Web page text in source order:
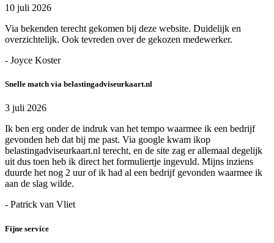
10 juli 2026
Via bekenden terecht gekomen bij deze website. Duidelijk en
overzichtelijk. Ook tevreden over de gekozen medewerker.
- Joyce Koster
Snelle match via belastingadviseurkaart.nl
3 juli 2026
Ik ben erg onder de indruk van het tempo waarmee ik een bedrijf
gevonden heb dat bij me past. Via google kwam ikop
belastingadviseurkaart.nl terecht, en de site zag er allemaal degelijk
uit dus toen heb ik direct het formuliertje ingevuld. Mijns inziens
duurde het nog 2 uur of ik had al een bedrijf gevonden waarmee ik
aan de slag wilde.
- Patrick van Vliet
Fijne service